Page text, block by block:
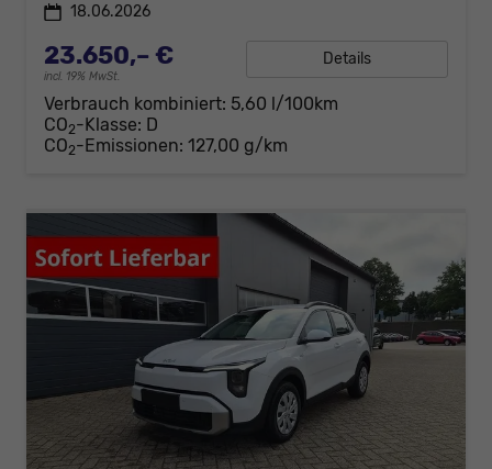
18.06.2026
23.650,– €
incl. 19% MwSt.
Details
Verbrauch kombiniert: 5,60 l/100km
CO2-Klasse: D
CO2-Emissionen: 127,00 g/km